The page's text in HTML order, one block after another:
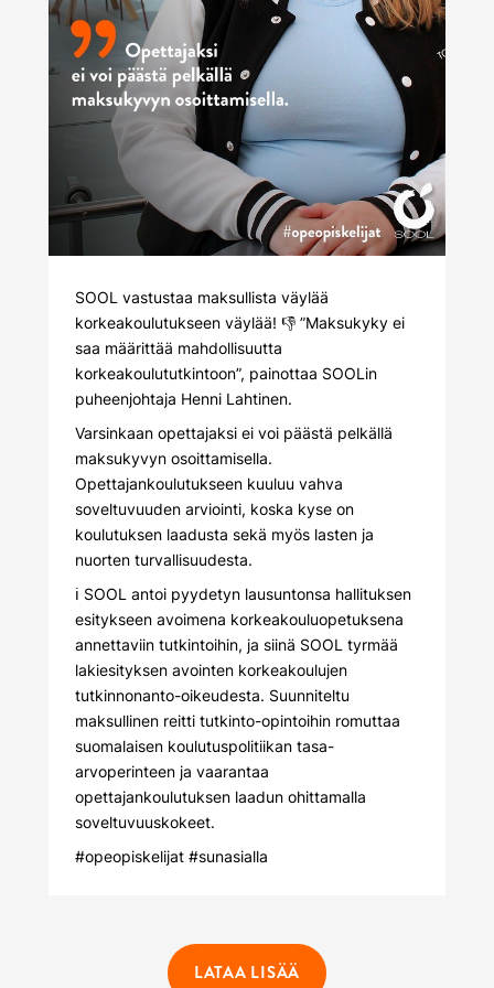
SOOL vastustaa maksullista väylää
korkeakoulutukseen väylää! 👎 ”Maksukyky ei
saa määrittää mahdollisuutta
korkeakoulututkintoon”, painottaa SOOLin
puheenjohtaja Henni Lahtinen.
Varsinkaan opettajaksi ei voi päästä pelkällä
maksukyvyn osoittamisella.
Opettajankoulutukseen kuuluu vahva
soveltuvuuden arviointi, koska kyse on
koulutuksen laadusta sekä myös lasten ja
nuorten turvallisuudesta.
ℹ️ SOOL antoi pyydetyn lausuntonsa hallituksen
esitykseen avoimena korkeakouluopetuksena
annettaviin tutkintoihin, ja siinä SOOL tyrmää
lakiesityksen avointen korkeakoulujen
tutkinnonanto-oikeudesta. Suunniteltu
maksullinen reitti tutkinto-opintoihin romuttaa
suomalaisen koulutuspolitiikan tasa-
arvoperinteen ja vaarantaa
opettajankoulutuksen laadun ohittamalla
soveltuvuuskokeet.
#opeopiskelijat #sunasialla
LATAA LISÄÄ